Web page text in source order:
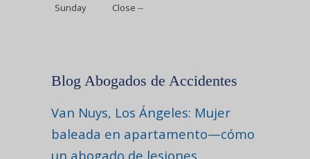
Sunday Close --
Blog Abogados de Accidentes
Van Nuys, Los Ángeles: Mujer
baleada en apartamento—cómo
un abogado de lesiones